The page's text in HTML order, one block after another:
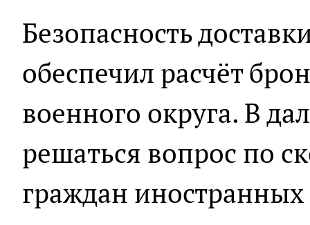
Безопасность
обеспечил расчёт
военного округа. В
решаться вопрос по
граждан иностранных